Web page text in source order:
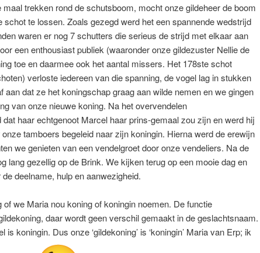
trekken rond de schutsboom, mocht onze gildeheer de boom
schot te lossen. Zoals gezegd werd het een spannende wedstrijd
waren er nog 7 schutters die serieus de strijd met elkaar aan
een enthousiast publiek (waaronder onze gildezuster Nellie de
toe en daarmee ook het aantal missers. Het 178ste schot
verloste iedereen van die spanning, de vogel lag in stukken
aan dat ze het koningschap graag aan wilde nemen en we gingen
van onze nieuwe koning. Na het overvendelen
haar echtgenoot Marcel haar prins-gemaal zou zijn en werd hij
tamboers begeleid naar zijn koningin. Hierna werd de erewijn
we genieten van een vendelgroet door onze vendeliers. Na de
lang gezellig op de Brink. We kijken terug op een mooie dag en
deelname, hulp en aanwezigheid.
of we Maria nou koning of koningin noemen. De functie
daar wordt geen verschil gemaakt in de geslachtsnaam.
is koningin. Dus onze ‘gildekoning’ is ‘koningin’ Maria van Erp; ik